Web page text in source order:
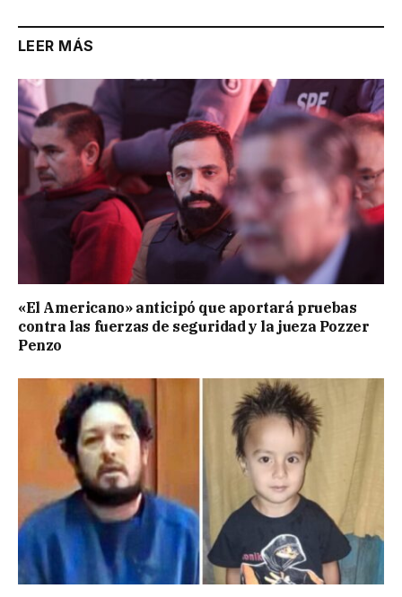
LEER MÁS
«El Americano» anticipó que aportará pruebas
contra las fuerzas de seguridad y la jueza Pozzer
Penzo